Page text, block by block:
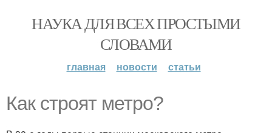
НАУКА ДЛЯ ВСЕХ ПРОСТЫМИ
СЛОВАМИ
главная новости статьи
Как строят метро?